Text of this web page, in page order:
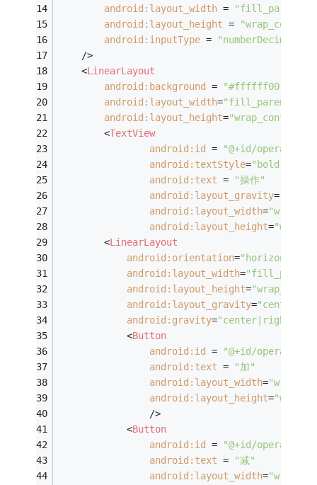
android:layout_width =
"fill_parent"
android:layout_height =
android:inputType =
"numberDecimal"
    />
<LinearLayout
android:background
=
"#ffffff00"
android:layout_width="fill_parent"
android:layout_height="wrap_content"
<TextView
android:id
=
"@+id/
android:textStyle="bold"
android:text =
"操作"
android:layout_gravity=
android:layout_width=
android:layout_height=
<LinearLayout
android:orientation="horizontal"
android:layout_width=
android:layout_height=
android:layout_gravity=
android:gravity="center|right"
<Button
android:id
=
"@+id/
android:text =
"加"
android:layout_width=
android:layout_height=
	            />
<Button
android:id
=
"@+id/
android:text =
"减"
android:layout_width=